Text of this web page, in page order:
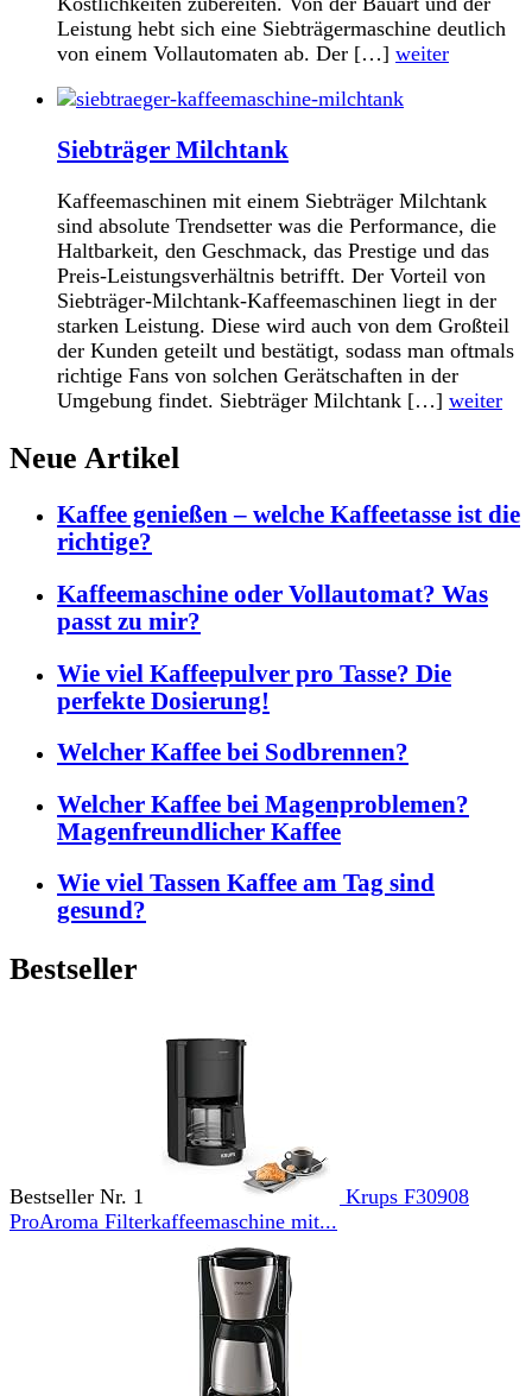
Leistung hebt sich eine Siebträgermaschine deutlich
von einem Vollautomaten ab. Der […] weiter
Siebträger Milchtank
Kaffeemaschinen mit einem Siebträger Milchtank
sind absolute Trendsetter was die Performance, die
Haltbarkeit, den Geschmack, das Prestige und das
Preis-Leistungsverhältnis betrifft. Der Vorteil von
Siebträger-Milchtank-Kaffeemaschinen liegt in der
starken Leistung. Diese wird auch von dem Großteil
der Kunden geteilt und bestätigt, sodass man oftmals
richtige Fans von solchen Gerätschaften in der
Umgebung findet. Siebträger Milchtank […] weiter
Neue Artikel
Kaffee genießen – welche Kaffeetasse ist die
richtige?
Kaffeemaschine oder Vollautomat? Was
passt zu mir?
Wie viel Kaffeepulver pro Tasse? Die
perfekte Dosierung!
Welcher Kaffee bei Sodbrennen?
Welcher Kaffee bei Magenproblemen?
Magenfreundlicher Kaffee
Wie viel Tassen Kaffee am Tag sind
gesund?
Bestseller
Bestseller Nr. 1
Krups F30908
ProAroma Filterkaffeemaschine mit...